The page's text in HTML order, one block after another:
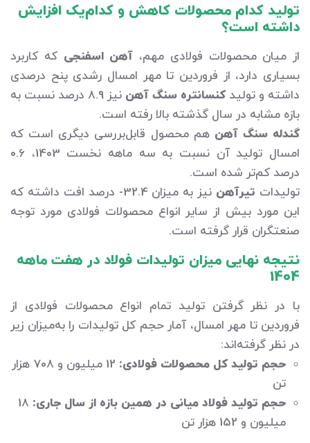
تولید کدام محصولات کاهش و کدام‌یک افزایش
داشته است؟
از میان محصولات فولادی مهم، آهن اسفنجی که کاربرد
بسیاری دارد، از فروردین تا مهر امسال رشدی پنح درصدی
داشته و تولیدکنسانتره سنگ آهن
نیز 8.9 درصد نسبت به
بازه مشابه در سال گذشته بالا رفته است.
گندله سنگ آهن هم محصول قابل‌بررسی دیگری است که
امسال تولید آن نسبت به سه ماهه نخست 1403، 0.6
درصد کم‌تر شده است.
تولیدات تیرآهن
نیز به میزان 32.4- درصد افت داشته که
این مورد بیش از سایر انواع محصولات فولادی مورد توجه
صنعتگران قرار گرفته است.
نتیجه نهایی میزان تولیدات فولاد در هفت ماهه
1404
با در نظر گرفتن تولید تمام انواع محصولات فولادی از
فروردین تا مهر امسال، آمار حجم کل تولیدات را به‌میزان زیر
در نظر گرفته‌اند:
حجم تولید کل محصولات فولادی:
12 میلیون و 708 هزار
تن
حجم تولید فولاد میانی در همین بازه از سال جاری: 18
میلیون و 152 هزار تن